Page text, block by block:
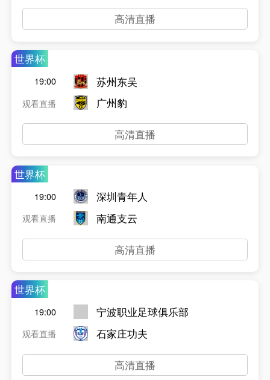
高清直播
世界杯
19:00
观看直播
苏州东吴
广州豹
高清直播
世界杯
19:00
观看直播
深圳青年人
南通支云
高清直播
世界杯
19:00
观看直播
宁波职业足球俱乐部
石家庄功夫
高清直播